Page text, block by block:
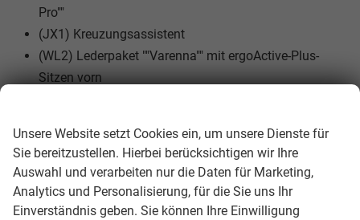
Pro""
(JX1) Kreuzungsassistent
(WL2) Lederpaket ""Varenna"" mit ergoActive-Plus-
Sitzen vorn
(FT4) Memory-Funktion für Parkassistent
(3S2) Dachreling schwarz
(3GG) Gepäckraumboden in 2 Höhen einstellbar, für
ebene Ladefläche
Unsere Website setzt Cookies ein, um unsere Dienste für
Sie bereitzustellen. Hierbei berücksichtigen wir Ihre
Auswahl und verarbeiten nur die Daten für Marketing,
Analytics und Personalisierung, für die Sie uns Ihr
Einverständnis geben. Sie können Ihre Einwilligung